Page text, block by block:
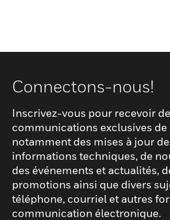
Connectons-nous!
Inscrivez-vous pour recevoir
communications exclusives de
notamment des mises à jour
informations techniques, de
des événements et actualités,
promotions ainsi que divers
téléphone, courriel et autres
communication électronique.